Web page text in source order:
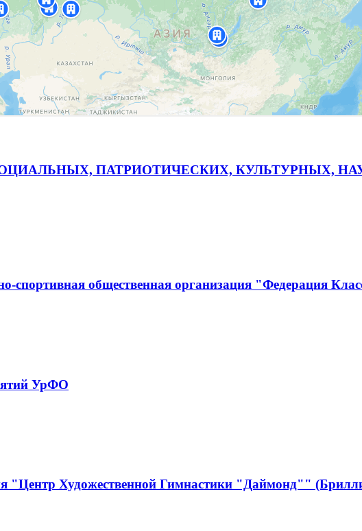
ПАТРИОТИЧЕСКИХ, КУЛЬТУРНЫХ,
спортивная общественная организация "Федерация
УрФО
"Центр Художественной Гимнастики "Даймонд""